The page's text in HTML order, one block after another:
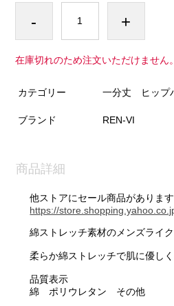
- +
在庫切れのため注文いただけません。
カテゴリー 一分丈 ヒップ
ブランド REN-VI
商品詳細
他ストアにセール商品があります
https://
綿ストレッチ素材のメンズライ
柔らか綿ストレッチで肌に優し
品質表示
綿 ポリウレタン その他